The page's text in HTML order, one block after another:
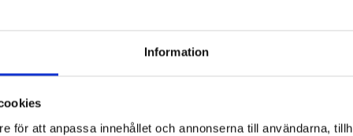
Information
för att anpassa innehållet och annonserna till användarna,